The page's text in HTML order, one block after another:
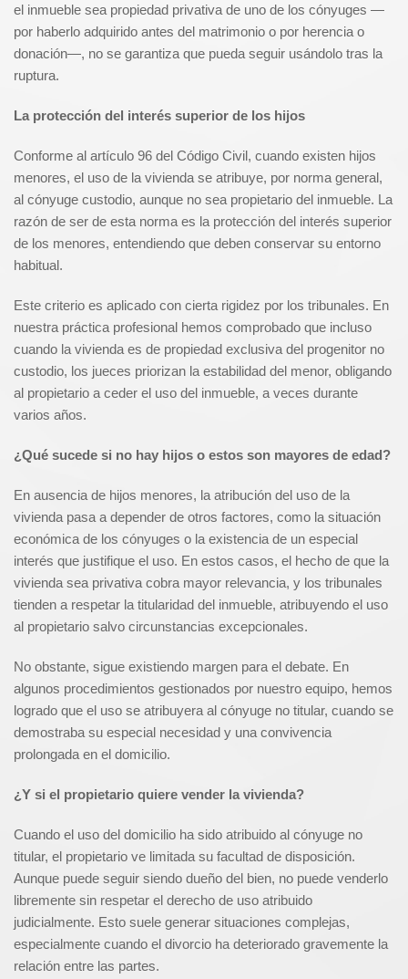
el inmueble sea propiedad privativa de uno de los cónyuges —
por haberlo adquirido antes del matrimonio o por herencia o
donación—, no se garantiza que pueda seguir usándolo tras la
ruptura.
La protección del interés superior de los hijos
Conforme al artículo 96 del Código Civil, cuando existen hijos
menores, el uso de la vivienda se atribuye, por norma general,
al cónyuge custodio, aunque no sea propietario del inmueble. La
razón de ser de esta norma es la protección del interés superior
de los menores, entendiendo que deben conservar su entorno
habitual.
Este criterio es aplicado con cierta rigidez por los tribunales. En
nuestra práctica profesional hemos comprobado que incluso
cuando la vivienda es de propiedad exclusiva del progenitor no
custodio, los jueces priorizan la estabilidad del menor, obligando
al propietario a ceder el uso del inmueble, a veces durante
varios años.
¿Qué sucede si no hay hijos o estos son mayores de edad?
En ausencia de hijos menores, la atribución del uso de la
vivienda pasa a depender de otros factores, como la situación
económica de los cónyuges o la existencia de un especial
interés que justifique el uso. En estos casos, el hecho de que la
vivienda sea privativa cobra mayor relevancia, y los tribunales
tienden a respetar la titularidad del inmueble, atribuyendo el uso
al propietario salvo circunstancias excepcionales.
No obstante, sigue existiendo margen para el debate. En
algunos procedimientos gestionados por nuestro equipo, hemos
logrado que el uso se atribuyera al cónyuge no titular, cuando se
demostraba su especial necesidad y una convivencia
prolongada en el domicilio.
¿Y si el propietario quiere vender la vivienda?
Cuando el uso del domicilio ha sido atribuido al cónyuge no
titular, el propietario ve limitada su facultad de disposición.
Aunque puede seguir siendo dueño del bien, no puede venderlo
libremente sin respetar el derecho de uso atribuido
judicialmente. Esto suele generar situaciones complejas,
especialmente cuando el divorcio ha deteriorado gravemente la
relación entre las partes.